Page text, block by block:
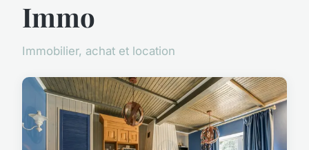
Immo
Immobilier, achat et location